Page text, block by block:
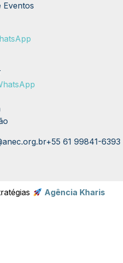
Eventos
+55 61 99841-6393
Agência Kharis